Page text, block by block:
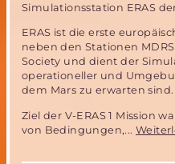
Simulationsstation ERAS
ERAS ist die erste
neben den Stationen
Society und dient der
operationeller und
dem Mars zu erwarten sind.
Ziel der V-ERAS 1 Mission
von Bedingungen,...